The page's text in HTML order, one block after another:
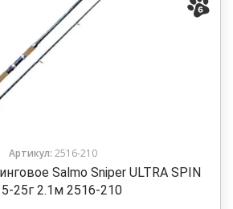
Артикул: 2516-210
Salmo Sniper ULTRA SPIN
25г 2.1м 2516-210